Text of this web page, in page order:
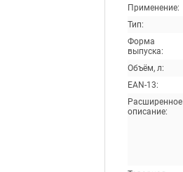
Применение:
Тип:
Форма
выпуска:
Объём, л:
EAN-13:
Расширенное
описание: